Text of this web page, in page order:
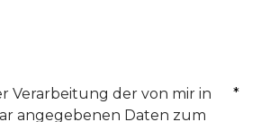
Verarbeitung der von mir in
angegebenen Daten zum
*